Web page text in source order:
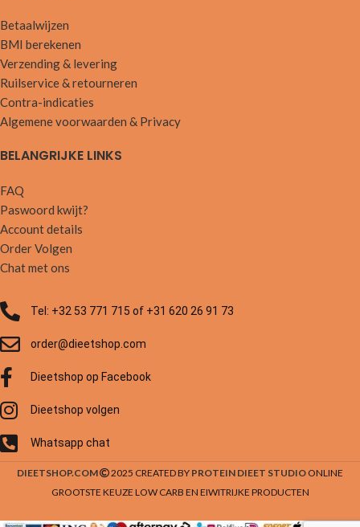
Betaalwijzen
BMI berekenen
Verzending & levering
Ruilservice & retourneren
Contra-indicaties
Algemene voorwaarden & Privacy
BELANGRIJKE LINKS
FAQ
Paswoord kwijt?
Account details
Order Volgen
Chat met ons
Tel: +32 53 771 715 of +31 620 26 91 73
order@dieetshop.com
Dieetshop op Facebook
Dieetshop volgen
Whatsapp chat
DIEETSHOP.COM 2025 CREATED BY PROTEIN DIEET STUDIO ONLINE
GROOTSTE KEUZE LOW CARB EN EIWITRIJKE PRODUCTEN